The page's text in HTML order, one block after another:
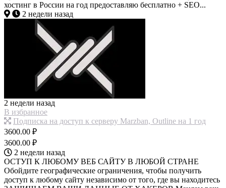
хостинг в России на год предоставляю бесплатно + SEO...
2 недели назад
2 недели назад
В избранное
Подписка на доступ к серверу Marzban, Outline на 1 год
3600.00 ₽
3600.00 ₽
2 недели назад
ОСТУП К ЛЮБОМУ ВЕБ САЙТУ В ЛЮБОЙ СТРАНЕ
Обойдите географические ограничения, чтобы получить
доступ к любому сайту независимо от того, где вы находитесь